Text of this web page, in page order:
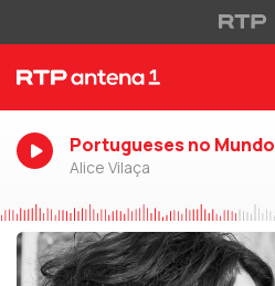
Portugueses no Mundo
Alice Vilaça